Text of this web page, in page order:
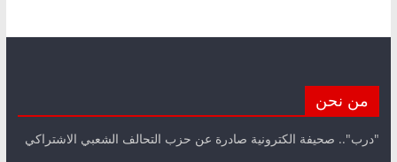
من نحن
"درب".. صحيفة الكترونية صادرة عن حزب التحالف الشعبي الاشتراكي